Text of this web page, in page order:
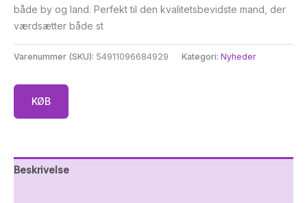
både by og land. Perfekt til den kvalitetsbevidste mand, der
værdsætter både st
Varenummer (SKU): 54911096684929 Kategori: Nyheder
KØB
Beskrivelse